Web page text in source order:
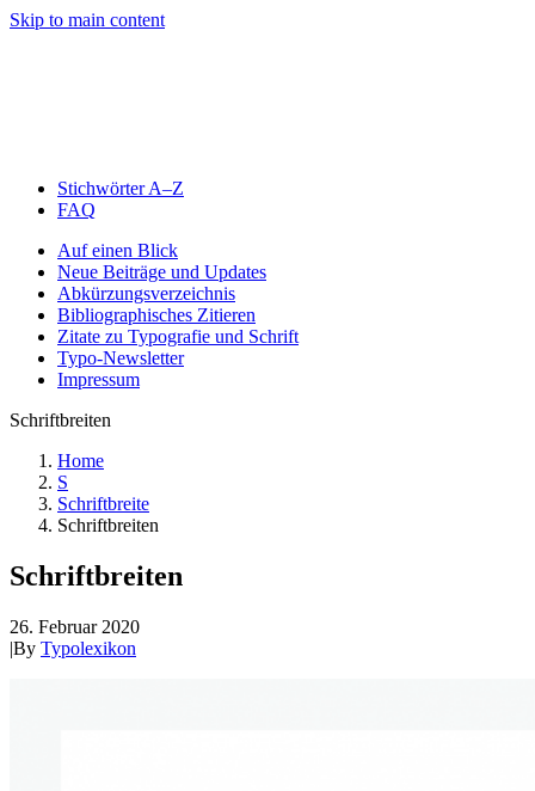
Skip to main content
Stichwörter A–Z
FAQ
Auf einen Blick
Neue Beiträge und Updates
Abkürzungsverzeichnis
Bibliographisches Zitieren
Zitate zu Typografie und Schrift
Typo-Newsletter
Impressum
Schriftbreiten
Home
S
Schriftbreite
Schriftbreiten
Schriftbreiten
26. Februar 2020
|By Typolexikon